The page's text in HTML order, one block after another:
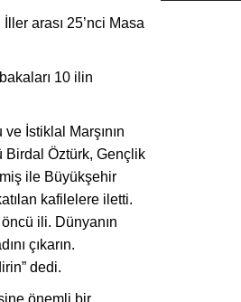
arası 25’nci Masa
10 ilin
İstiklal Marşının
Birdal Öztürk, Gençlik
ile Büyükşehir
kafilelere iletti.
ili. Dünyanın
çıkarın.
dedi.